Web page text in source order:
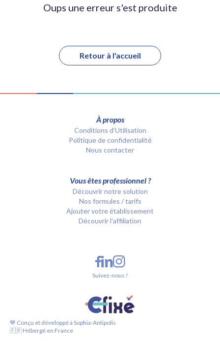
Oups une erreur s'est produite
Retour à l'accueil
À propos
Conditions d’Utilisation
Politique de confidentialité
Nous contacter
Vous êtes professionnel ?
Découvrir notre solution
Nos formules / tarifs
Ajouter votre établissement
Découvrir l'affiliation
💙 Conçu et développé à Sophia-Antipolis
🇫🇷 Hébergé en France
Suivez-nous !